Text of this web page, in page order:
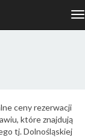
ceny rezerwacji
które znajdują
tj. Dolnośląskiej